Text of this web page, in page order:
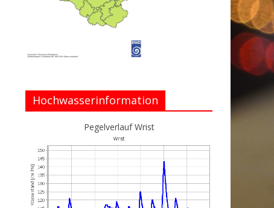
Hochwasserinformation
Pegelverlauf Wrist